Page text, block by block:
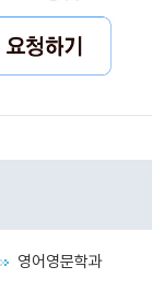
영어영문학과